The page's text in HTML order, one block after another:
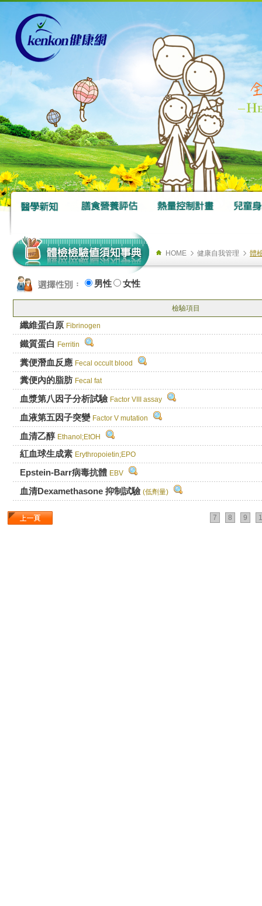
HOME 健康自我管理 體
男性 女性
檢驗項目
纖維蛋白原 Fibrinogen
鐵質蛋白 Ferritin
糞便潛血反應 Fecal occult blood
糞便內的脂肪 Fecal fat
血漿第八因子分析試驗 Factor VIII assay
血液第五因子突變 Factor V mutation
血清乙醇 Ethanol;EtOH
紅血球生成素 Erythropoietin;EPO
Epstein-Barr病毒抗體 EBV
血清Dexamethasone 抑制試驗 (低劑量)
7 8 9